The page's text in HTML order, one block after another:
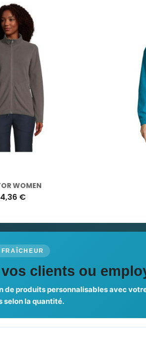
WOMEN
€
clients ou
de produits personnalisables avec
selon la quantité.
& accompagnement
Pourquoi